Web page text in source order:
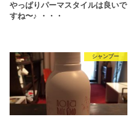
やっぱりパーマスタイルは良いで
すね〜♪ ・・・
シャンプー